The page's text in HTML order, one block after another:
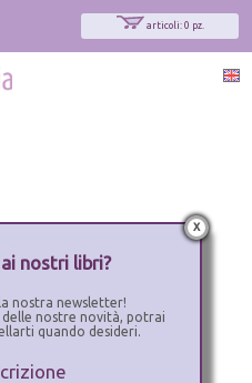
articoli: 0 pz.
x
nostri libri?
nostra newsletter!
nostre novità, potrai
quando desideri.